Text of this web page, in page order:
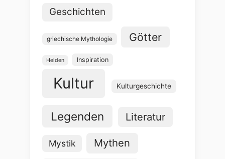
Geschichten
griechische Mythologie Götter
Helden Inspiration
Kultur Kulturgeschichte
Legenden Literatur
Mystik Mythen